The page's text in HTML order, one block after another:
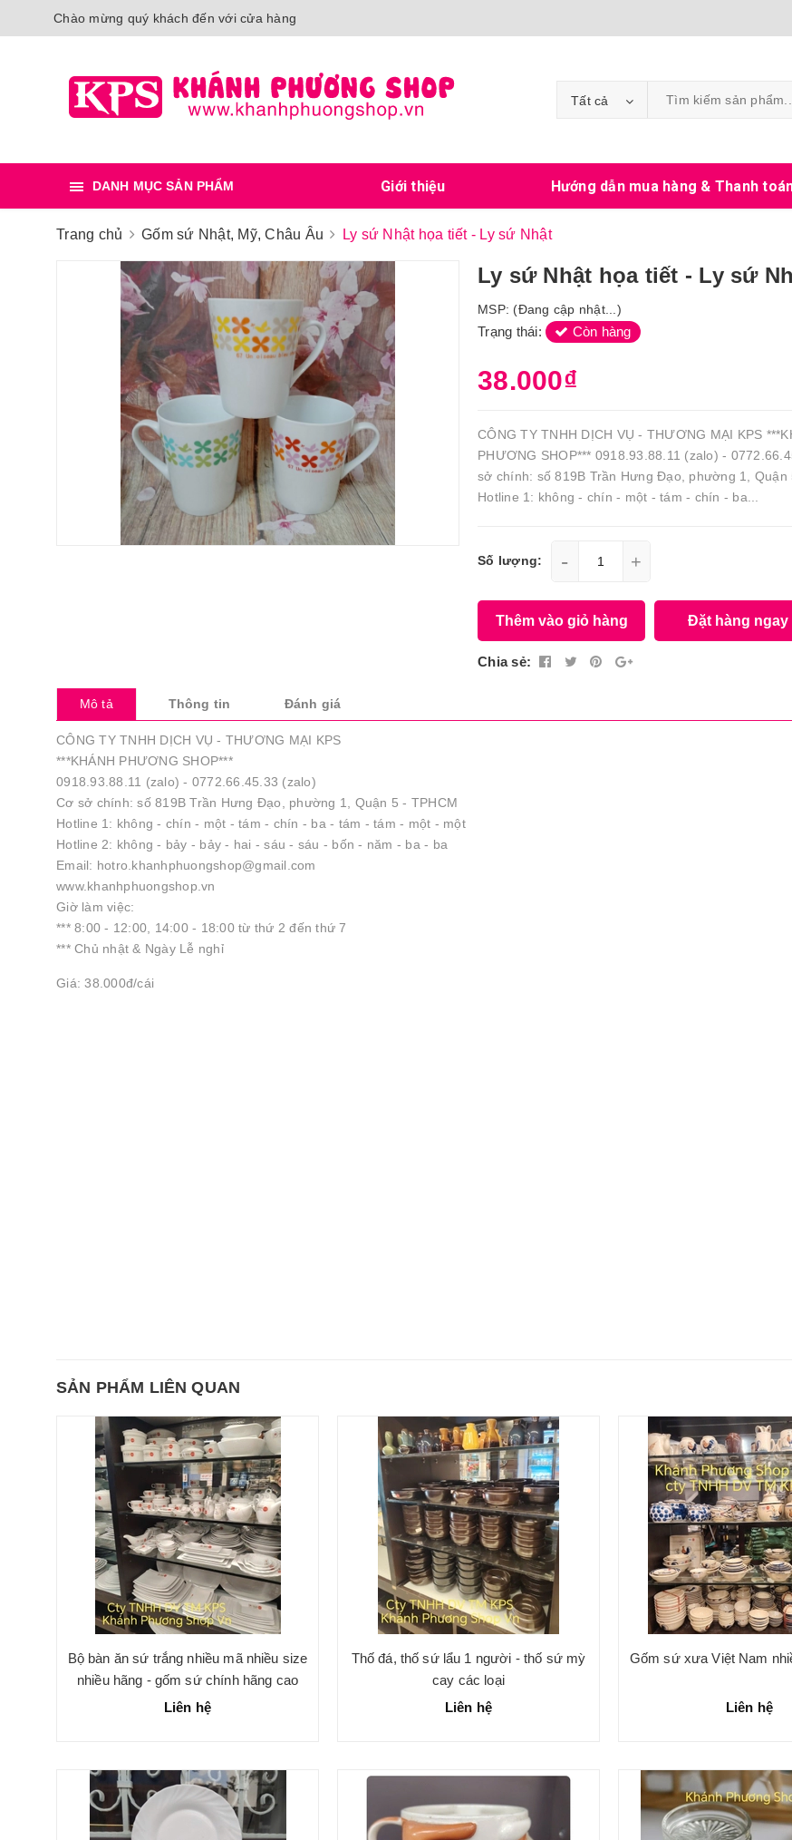
Chào mừng quý khách đến với cửa hàng
Tất cả
DANH MỤC SẢN PHẨM Giới thiệu Hướng dẫn mua hàng & Thanh
Trang chủ Gốm sứ Nhật, Mỹ, Châu Âu Ly sứ Nhật họa tiết - Ly sứ Nhật
Ly sứ Nhật họa tiết - Ly sứ
MSP: (Đang cập nhật...)
Trạng thái: Còn hàng
38.000₫
CÔNG TY TNHH DỊCH VỤ - THƯƠNG MẠI KPS
PHƯƠNG SHOP*** 0918.93.88.11 (zalo) -
sở chính: số 819B Trần Hưng Đạo, phường 1, Quận
Hotline 1: không - chín - một - tám - chín - ba...
Số lượng: - +
Thêm vào giỏ hàng Đặt hàng ngay
Chia sẻ:
Mô tả Thông tin Đánh giá
CÔNG TY TNHH DỊCH VỤ - THƯƠNG MẠI KPS
***KHÁNH PHƯƠNG SHOP***
0918.93.88.11 (zalo) - 0772.66.45.33 (zalo)
Cơ sở chính: số 819B Trần Hưng Đạo, phường 1, Quận 5 - TPHCM
Hotline 1: không - chín - một - tám - chín - ba - tám - tám - một - một
Hotline 2: không - bảy - bảy - hai - sáu - sáu - bốn - năm - ba - ba
Email: hotro.khanhphuongshop@gmail.com
www.khanhphuongshop.vn
Giờ làm việc:
*** 8:00 - 12:00, 14:00 - 18:00 từ thứ 2 đến thứ 7
*** Chủ nhật & Ngày Lễ nghỉ
Giá: 38.000đ/cái
SẢN PHẨM LIÊN QUAN
Bộ bàn ăn sứ trắng nhiều mã nhiều size
nhiều hãng - gốm sứ chính hãng cao
cấp
Liên hệ
Thố đá, thố sứ lẩu 1 người - thố sứ mỳ
cay các loại
Liên hệ
Gốm sứ xưa Việt Nam
Liên hệ